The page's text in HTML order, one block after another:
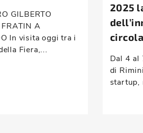
GILBERTO
A
In visita oggi tra i
Fiera,...
2025
Dal 4 al
di
startup,